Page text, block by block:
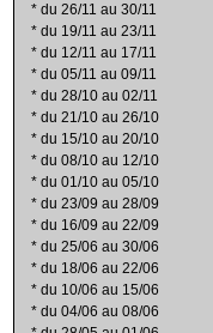
* du 26/11 au 30/11
* du 19/11 au 23/11
* du 12/11 au 17/11
* du 05/11 au 09/11
* du 28/10 au 02/11
* du 21/10 au 26/10
* du 15/10 au 20/10
* du 08/10 au 12/10
* du 01/10 au 05/10
* du 23/09 au 28/09
* du 16/09 au 22/09
* du 25/06 au 30/06
* du 18/06 au 22/06
* du 10/06 au 15/06
* du 04/06 au 08/06